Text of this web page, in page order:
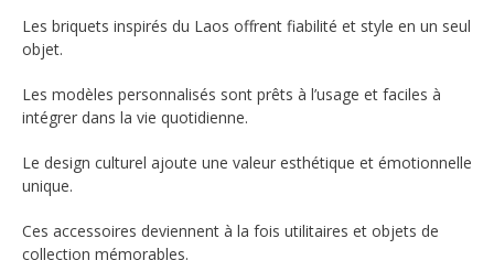
Les briquets inspirés du Laos offrent fiabilité et style en un seul
objet.
Les modèles personnalisés sont prêts à l’usage et faciles à
intégrer dans la vie quotidienne.
Le design culturel ajoute une valeur esthétique et émotionnelle
unique.
Ces accessoires deviennent à la fois utilitaires et objets de
collection mémorables.